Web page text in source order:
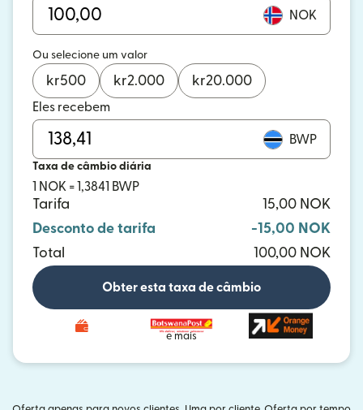
NOK
Ou selecione um valor
kr500 kr2.000 kr20.000
Eles recebem
BWP
Taxa de câmbio diária
1 NOK = 1,3841 BWP
Tarifa
15,00 NOK
Desconto de tarifa
-15,00 NOK
Total
100,00 NOK
Obter esta taxa de câmbio
e mais